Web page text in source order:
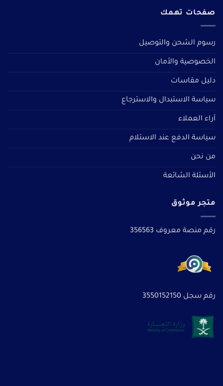
صفحات تهمك
رسوم الشحن والتوصيل
الخصوصية والأمان
دليل مقاسات
سياسة الاستبدال والاسترجاع
آراء العملاء
سياسة الدفع عند الاستلام
من نحن
الأسئلة الشائعة
متجر موثوق
رقم منصة معروف 356563
رقم سجل 3550152150